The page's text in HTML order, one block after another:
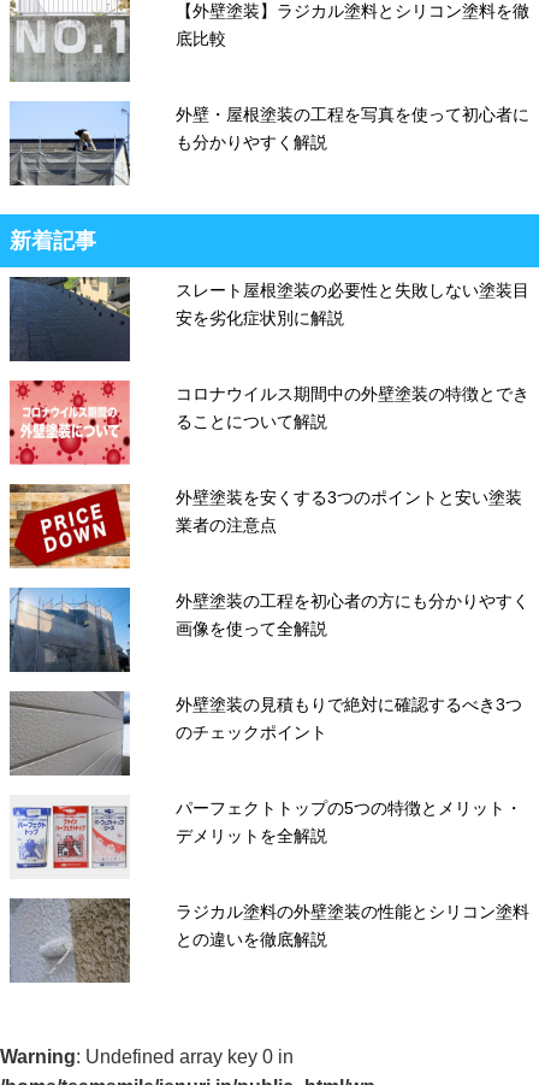
【外壁塗装】ラジカル塗料とシリコン塗料を徹
底比較
外壁・屋根塗装の工程を写真を使って初心者に
も分かりやすく解説
新着記事
スレート屋根塗装の必要性と失敗しない塗装目
安を劣化症状別に解説
コロナウイルス期間中の外壁塗装の特徴とでき
ることについて解説
外壁塗装を安くする3つのポイントと安い塗装
業者の注意点
外壁塗装の工程を初心者の方にも分かりやすく
画像を使って全解説
外壁塗装の見積もりで絶対に確認するべき3つ
のチェックポイント
パーフェクトトップの5つの特徴とメリット・
デメリットを全解説
ラジカル塗料の外壁塗装の性能とシリコン塗料
との違いを徹底解説
Warning: Undefined array key 0 in